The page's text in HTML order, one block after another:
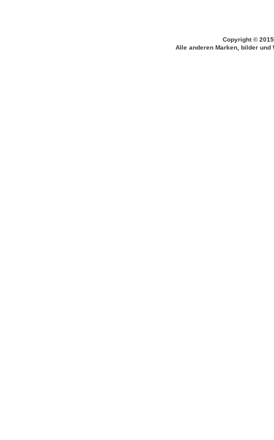
Copyright ©
Alle anderen Marken, bilder und